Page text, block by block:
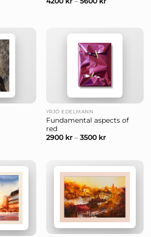
YRJÖ EDELMANN
Fundamental aspects of
red
2900 kr– 3500 kr